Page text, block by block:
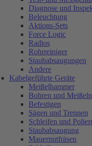
Diagnose und
Beleuchtung
Aktions-Sets
Force Logic
Radios
Rohrreiniger
Staubabsaugungen
Andere
Kabelgeführte Geräte
Meißelhammer
Bohren und Meißeln
Befestigen
Sägen und Trennen
Schleifen und
Staubabsaugung
Mauernutfräsen